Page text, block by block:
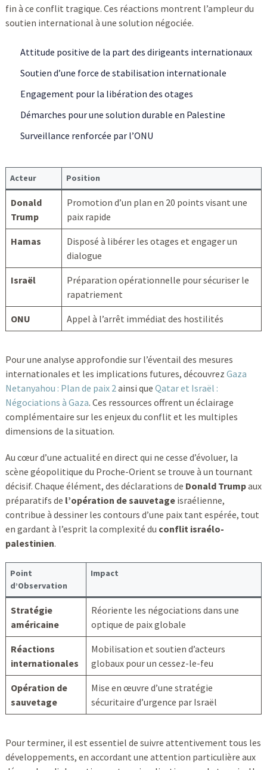
fin à ce conflit tragique. Ces réactions montrent l’ampleur du
soutien international à une solution négociée.
Attitude positive de la part des dirigeants internationaux
Soutien d’une force de stabilisation internationale
Engagement pour la libération des otages
Démarches pour une solution durable en Palestine
Surveillance renforcée par l’ONU
Acteur Position
Donald
Trump
Promotion d’un plan en 20 points visant une
paix rapide
Hamas
Disposé à libérer les otages et engager un
dialogue
Israël
Préparation opérationnelle pour sécuriser le
rapatriement
ONU Appel à l’arrêt immédiat des hostilités
Pour une analyse approfondie sur l’éventail des mesures
internationales et les implications futures, découvrez Gaza
Netanyahou : Plan de paix 2 ainsi que Qatar et Israël :
Négociations à Gaza. Ces ressources offrent un éclairage
complémentaire sur les enjeux du conflit et les multiples
dimensions de la situation.
Au cœur d’une actualité en direct qui ne cesse d’évoluer, la
scène géopolitique du Proche-Orient se trouve à un tournant
décisif. Chaque élément, des déclarations de Donald Trumpaux
préparatifs de l’opération de sauvetageisraélienne,
contribue à dessiner les contours d’une paix tant espérée, tout
en gardant à l’esprit la complexité du conflit israélo-
palestinien.
Point
d’Observation
Impact
Stratégie
américaine
Réoriente les négociations dans une
optique de paix globale
Réactions
internationales
Mobilisation et soutien d’acteurs
globaux pour un cessez-le-feu
Opération de
sauvetage
Mise en œuvre d’une stratégie
sécuritaire d’urgence par Israël
Pour terminer, il est essentiel de suivre attentivement tous les
développements, en accordant une attention particulière aux